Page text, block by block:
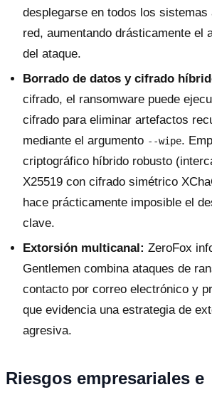
desplegarse en todos los sistemas
red, aumentando drásticamente el
del ataque.
Borrado de datos y cifrado
cifrado, el ransomware puede
cifrado para eliminar artefactos
mediante el argumento --wipe.
criptográfico híbrido robusto
X25519 con cifrado simétrico
hace prácticamente imposible el
clave.
Extorsión multicanal: ZeroFox
Gentlemen combina ataques de
contacto por correo electrónico y
que evidencia una estrategia de
agresiva.
Riesgos empresariales e